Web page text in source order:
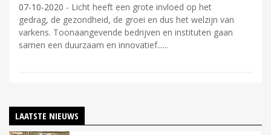
07-10-2020 - Licht heeft een grote invloed op het
gedrag, de gezondheid, de groei en dus het welzijn van
varkens. Toonaangevende bedrijven en instituten gaan
samen een duurzaam en innovatief...
LAATSTE NIEUWS